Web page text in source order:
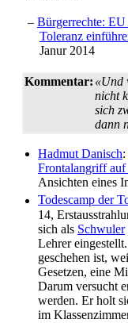
– Bürgerrechte:
Toleranz
Janur 2014
Kommentar: «Und
nicht
sich
dann
Hadmut Danisch:
Frontalangriff auf
Ansichten eines
Todescamp der
14,
sich als Schwuler
Lehrer
geschehen ist,
Gesetzen, eine
Darum versucht
werden. Er holt
im